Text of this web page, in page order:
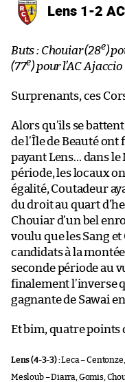
Lens 1-2
Buts : Chouiar (28e)
(77e) pour l’AC Ajaccio
Surprenants, ces
Alors qu’ils se
de l’Île de Beauté
payant Lens… dans
période, les locaux
égalité, Coutadeur
du droit au quart
Chouiar d’un bel
voulu que les Sang
candidats à la
seconde période au
finalement l’inverse
gagnante de Sawai
Et bim, quatre points
Lens (4-3-3) :Leca –
Mesloub – Diarra, Gomis,